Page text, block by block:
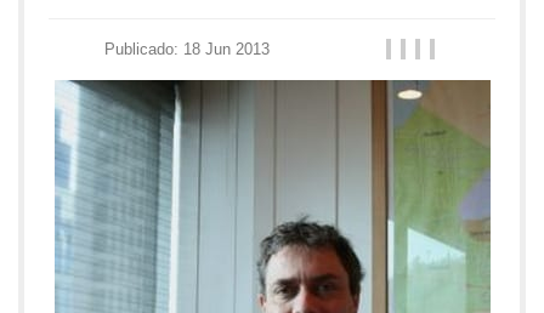
Publicado: 18 Jun 2013